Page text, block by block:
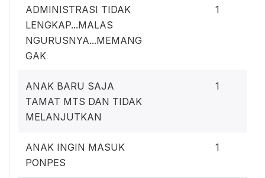
ADMINISTRASI TIDAK
LENGKAP...MALAS
NGURUSNYA...MEMANG
GAK
1
ANAK BARU SAJA
TAMAT MTS DAN TIDAK
MELANJUTKAN
1
ANAK INGIN MASUK
PONPES
1